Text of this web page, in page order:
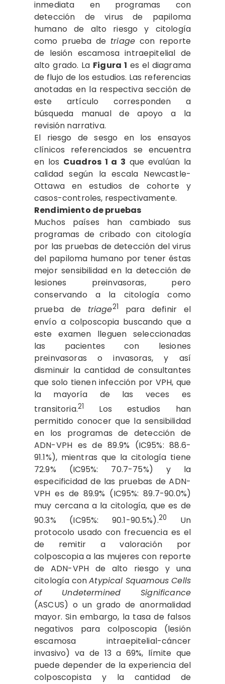
inmediata en programas con
detección de virus de papiloma
humano de alto riesgo y citología
como prueba de triagecon reporte
de lesión escamosa intraepitelial de
alto grado. La Figura 1 es el diagrama
de flujo de los estudios. Las referencias
anotadas en la respectiva sección de
este artículo corresponden a
búsqueda manual de apoyo a la
revisión narrativa.
El riesgo de sesgo en los ensayos
clínicos referenciados se encuentra
en los Cuadros 1 a 3 que evalúan la
calidad según la escala Newcastle-
Ottawa en estudios de cohorte y
casos-controles, respectivamente.
Rendimiento de pruebas
Muchos países han cambiado sus
programas de cribado con citología
por las pruebas de detección del virus
del papiloma humano por tener éstas
mejor sensibilidad en la detección de
lesiones preinvasoras, pero
conservando a la citología como
prueba de triage21 para definir el
envío a colposcopia buscando que a
este examen lleguen seleccionadas
las pacientes con lesiones
preinvasoras o invasoras, y así
disminuir la cantidad de consultantes
que solo tienen infección por VPH, que
la mayoría de las veces es
transitoria.21
Los estudios han
permitido conocer que la sensibilidad
en los programas de detección de
ADN-VPH es de 89.9% (IC95%: 88.6-
91.1%), mientras que la citología tiene
72.9% (IC95%: 70.7-75%) y la
especificidad de las pruebas de ADN-
VPH es de 89.9% (IC95%: 89.7-90.0%)
muy cercana a la citología, que es de
90.3% (IC95%: 90.1-90.5%).20
Un
protocolo usado con frecuencia es el
de remitir a valoración por
colposcopia a las mujeres con reporte
de ADN-VPH de alto riesgo y una
citología conAtypical Squamous Cells
of Undetermined Significance
(ASCUS) o un grado de anormalidad
mayor. Sin embargo, la tasa de falsos
negativos para colposcopia (lesión
escamosa intraepitelial-cáncer
invasivo) va de 13 a 69%, límite que
puede depender de la experiencia del
colposcopista y la cantidad de